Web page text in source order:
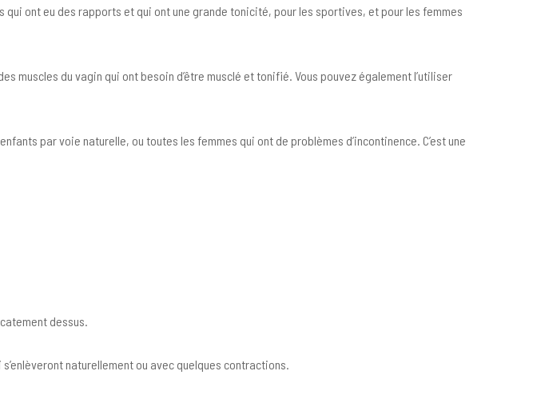
ont eu des rapports et qui ont une grande tonicité, pour les sportives, et pour les femmes
muscles du vagin qui ont besoin d’être musclé et tonifié. Vous pouvez également l’utiliser
par voie naturelle, ou toutes les femmes qui ont de problèmes d’incontinence. C’est une
dessus.
naturellement ou avec quelques contractions.